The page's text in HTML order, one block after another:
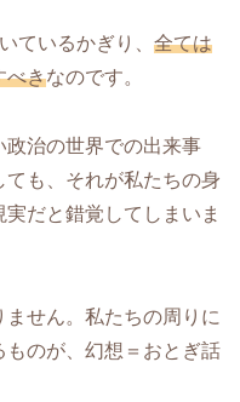
ているかぎり、 全ては
べきなのです。
政治の世界での出来事
も、それが私たちの身
だと錯覚してしまいま
せん。私たちの周りに
のが、幻想＝おとぎ話